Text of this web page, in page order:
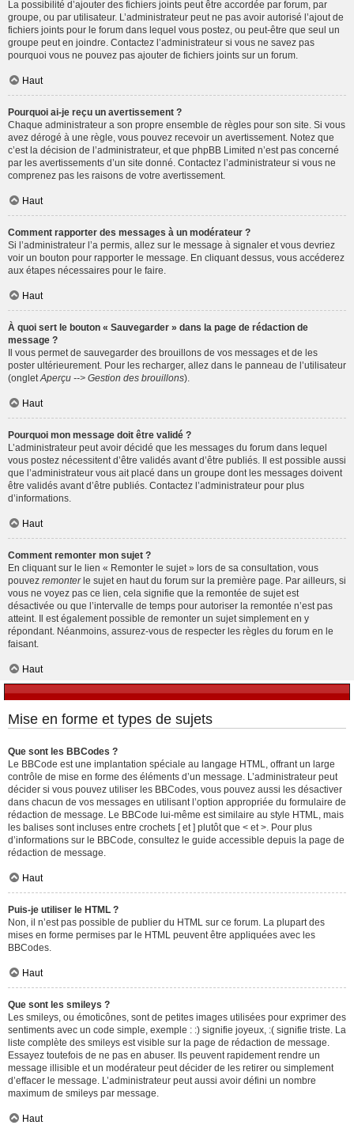
La possibilité d’ajouter des fichiers joints peut être accordée par forum, par
groupe, ou par utilisateur. L’administrateur peut ne pas avoir autorisé l’ajout de
fichiers joints pour le forum dans lequel vous postez, ou peut-être que seul un
groupe peut en joindre. Contactez l’administrateur si vous ne savez pas
pourquoi vous ne pouvez pas ajouter de fichiers joints sur un forum.
Haut
Pourquoi ai-je reçu un avertissement ?
Chaque administrateur a son propre ensemble de règles pour son site. Si vous
avez dérogé à une règle, vous pouvez recevoir un avertissement. Notez que
c’est la décision de l’administrateur, et que phpBB Limited n’est pas concerné
par les avertissements d’un site donné. Contactez l’administrateur si vous ne
comprenez pas les raisons de votre avertissement.
Haut
Comment rapporter des messages à un modérateur ?
Si l’administrateur l’a permis, allez sur le message à signaler et vous devriez
voir un bouton pour rapporter le message. En cliquant dessus, vous accéderez
aux étapes nécessaires pour le faire.
Haut
À quoi sert le bouton « Sauvegarder » dans la page de rédaction de
message ?
Il vous permet de sauvegarder des brouillons de vos messages et de les
poster ultérieurement. Pour les recharger, allez dans le panneau de l’utilisateur
(onglet Aperçu --> Gestion des brouillons).
Haut
Pourquoi mon message doit être validé ?
L’administrateur peut avoir décidé que les messages du forum dans lequel
vous postez nécessitent d’être validés avant d’être publiés. Il est possible aussi
que l’administrateur vous ait placé dans un groupe dont les messages doivent
être validés avant d’être publiés. Contactez l’administrateur pour plus
d’informations.
Haut
Comment remonter mon sujet ?
En cliquant sur le lien « Remonter le sujet » lors de sa consultation, vous
pouvez remonterle sujet en haut du forum sur la première page. Par ailleurs, si
vous ne voyez pas ce lien, cela signifie que la remontée de sujet est
désactivée ou que l’intervalle de temps pour autoriser la remontée n’est pas
atteint. Il est également possible de remonter un sujet simplement en y
répondant. Néanmoins, assurez-vous de respecter les règles du forum en le
faisant.
Haut
Mise en forme et types de sujets
Que sont les BBCodes ?
Le BBCode est une implantation spéciale au langage HTML, offrant un large
contrôle de mise en forme des éléments d’un message. L’administrateur peut
décider si vous pouvez utiliser les BBCodes, vous pouvez aussi les désactiver
dans chacun de vos messages en utilisant l’option appropriée du formulaire de
rédaction de message. Le BBCode lui-même est similaire au style HTML, mais
les balises sont incluses entre crochets [ et ] plutôt que < et >. Pour plus
d’informations sur le BBCode, consultez le guide accessible depuis la page de
rédaction de message.
Haut
Puis-je utiliser le HTML ?
Non, il n’est pas possible de publier du HTML sur ce forum. La plupart des
mises en forme permises par le HTML peuvent être appliquées avec les
BBCodes.
Haut
Que sont les smileys ?
Les smileys, ou émoticônes, sont de petites images utilisées pour exprimer des
sentiments avec un code simple, exemple : :) signifie joyeux, :( signifie triste. La
liste complète des smileys est visible sur la page de rédaction de message.
Essayez toutefois de ne pas en abuser. Ils peuvent rapidement rendre un
message illisible et un modérateur peut décider de les retirer ou simplement
d’effacer le message. L’administrateur peut aussi avoir défini un nombre
maximum de smileys par message.
Haut